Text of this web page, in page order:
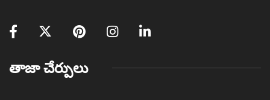
తాజా చేర్పులు